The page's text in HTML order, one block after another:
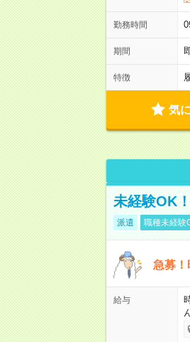
勤務時間
期間
特徴
気
未経験OK
派遣 職種未経験
急募！
給与